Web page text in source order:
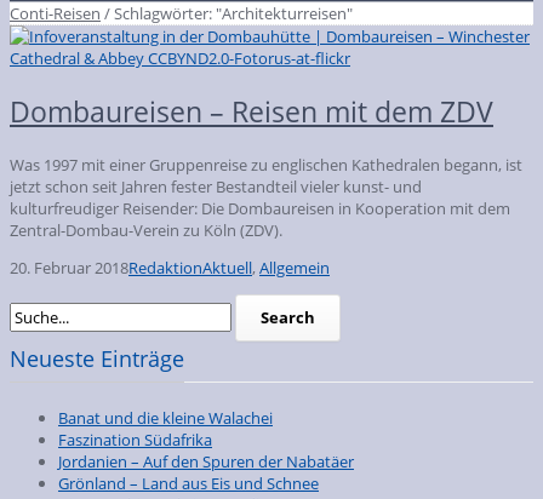
Conti-Reisen /Schlagwörter: "Architekturreisen"
Dombaureisen – Reisen mit dem ZDV
Was 1997 mit einer Gruppenreise zu englischen Kathedralen begann, ist
jetzt schon seit Jahren fester Bestandteil vieler kunst- und
kulturfreudiger Reisender: Die Dombaureisen in Kooperation mit dem
Zentral-Dombau-Verein zu Köln (ZDV).
20. Februar 2018RedaktionAktuell, Allgemein
Neueste Einträge
Banat und die kleine Walachei
Faszination Südafrika
Jordanien – Auf den Spuren der Nabatäer
Grönland – Land aus Eis und Schnee